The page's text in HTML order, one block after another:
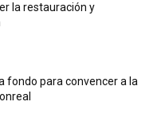
la restauración y
fondo para convencer a la